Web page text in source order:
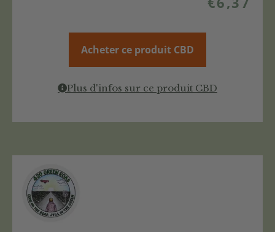
Acheter ce produit CBD
Plus d'infos sur ce produit CBD